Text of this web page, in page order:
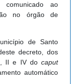
ao
no órgão de
de Santo
decreto, dos
II e IV do caput
automático